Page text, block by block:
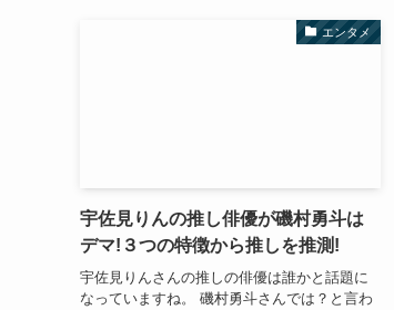
エンタメ
宇佐見りんの推し俳優が磯村勇斗は
デマ!３つの特徴から推しを推測!
宇佐見りんさんの推しの俳優は誰かと話題に
なっていますね。 磯村勇斗さんでは？と言わ